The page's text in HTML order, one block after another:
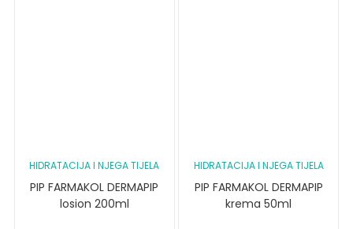
HIDRATACIJA I NJEGA TIJELA
PIP FARMAKOL DERMAPIP
losion 200ml
HIDRATACIJA I NJEGA TIJELA
PIP FARMAKOL DERMAPIP
krema 50ml